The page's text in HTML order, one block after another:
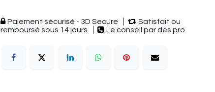
Paiement sécurisé - 3D Secure
Satisfait ou
remboursé sous 14 jours
Le conseil par des pro